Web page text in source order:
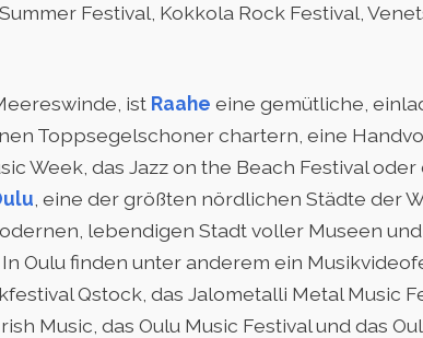
Festival, Kokkola Rock Festival,
ist Raahe eine gemütliche,
Toppsegelschoner chartern, eine
Week, das Jazz on the Beach Festival
, eine der größten nördlichen Städte der
lebendigen Stadt voller Museen
Oulu finden unter anderem ein
Qstock, das Jalometalli Metal Music
Music, das Oulu Music Festival und das